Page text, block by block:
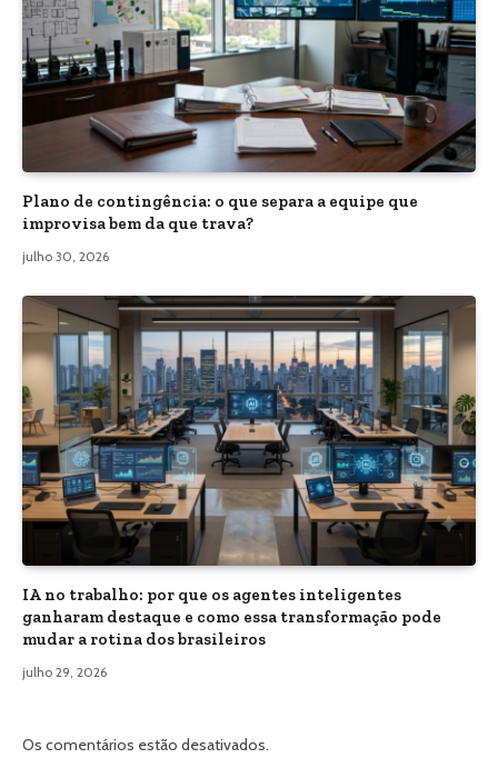
Plano de contingência: o que separa a equipe que
improvisa bem da que trava?
julho 30, 2026
IA no trabalho: por que os agentes inteligentes
ganharam destaque e como essa transformação pode
mudar a rotina dos brasileiros
julho 29, 2026
Os comentários estão desativados.